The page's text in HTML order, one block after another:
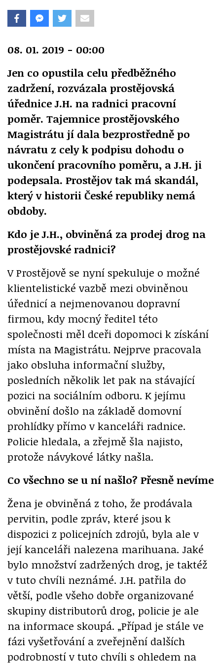
08. 01. 2019 - 00:00
Jen co opustila celu předběžného
zadržení, rozvázala prostějovská
úřednice J.H. na radnici pracovní
poměr. Tajemnice prostějovského
Magistrátu jí dala bezprostředně po
návratu z cely k podpisu dohodu o
ukončení pracovního poměru, a J.H. ji
podepsala. Prostějov tak má skandál,
který v historii České republiky nemá
obdoby.
Kdo je J.H., obviněná za prodej drog na
prostějovské radnici?
V Prostějově se nyní spekuluje o možné
klientelistické vazbě mezi obviněnou
úřednicí a nejmenovanou dopravní
firmou, kdy mocný ředitel této
společnosti měl dceři dopomoci k získání
místa na Magistrátu. Nejprve pracovala
jako obsluha informační služby,
posledních několik let pak na stávající
pozici na sociálním odboru. K jejímu
obvinění došlo na základě domovní
prohlídky přímo v kanceláři radnice.
Policie hledala, a zřejmě šla najisto,
protože návykové látky našla.
Co všechno se u ní našlo? Přesně nevíme
Žena je obviněná z toho, že prodávala
pervitin, podle zpráv, které jsou k
dispozici z policejních zdrojů, byla ale v
její kanceláři nalezena marihuana. Jaké
bylo množství zadržených drog, je taktéž
v tuto chvíli neznámé. J.H. patřila do
větší, podle všeho dobře organizované
skupiny distributorů drog, policie je ale
na informace skoupá. „Případ je stále ve
fázi vyšetřování a zveřejnění dalších
podrobností v tuto chvíli s ohledem na